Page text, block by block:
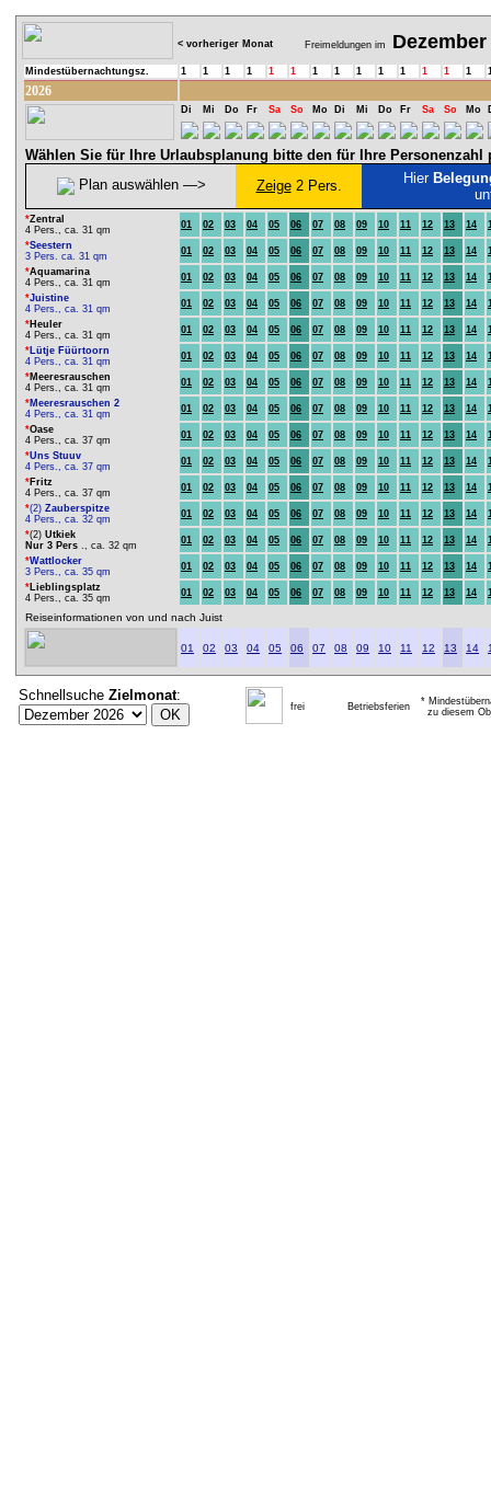
< vorheriger Monat Freimeldungen im Dezember
Mindestübernachtungsz. 1 1 1 1 1 1 1 1 1 1 1 1 1 1
2026
Di Mi Do Fr Sa So Mo Di Mi Do Fr Sa So Mo
Wählen Sie für Ihre Urlaubsplanung bitte den für Ihre Personenzahl
Plan auswählen ―>
Zeige2 Pers. Hier
*Zentral
4 Pers., ca. 31 qm
01 02 03 04 05 06 07 08 09 10 11 12 13 14
*Seestern
3 Pers. ca. 31 qm
01 02 03 04 05 06 07 08 09 10 11 12 13 14
*Aquamarina
4 Pers., ca. 31 qm
01 02 03 04 05 06 07 08 09 10 11 12 13 14
*Juistine
4 Pers., ca. 31 qm
01 02 03 04 05 06 07 08 09 10 11 12 13 14
* Heuler
4 Pers., ca. 31 qm
01 02 03 04 05 06 07 08 09 10 11 12 13 14
* Lütje Füürtoorn
4 Pers., ca. 31 qm
01 02 03 04 05 06 07 08 09 10 11 12 13 14
*Meeresrauschen
4 Pers., ca. 31 qm
01 02 03 04 05 06 07 08 09 10 11 12 13 14
*Meeresrauschen 2
4 Pers., ca. 31 qm
01 02 03 04 05 06 07 08 09 10 11 12 13 14
*Oase
4 Pers., ca. 37 qm
01 02 03 04 05 06 07 08 09 10 11 12 13 14
*Uns Stuuv
4 Pers., ca. 37 qm
01 02 03 04 05 06 07 08 09 10 11 12 13 14
* Fritz
4 Pers., ca. 37 qm
01 02 03 04 05 06 07 08 09 10 11 12 13 14
*(2) Zauberspitze
4 Pers., ca. 32 qm
01 02 03 04 05 06 07 08 09 10 11 12 13 14
*(2) Utkiek
Nur 3 Pers ., ca. 32 qm 01 02 03 04 05 06 07 08 09 10 11 12 13 14
*Wattlocker
3 Pers., ca. 35 qm
01 02 03 04 05 06 07 08 09 10 11 12 13 14
* Lieblingsplatz
4 Pers., ca. 35 qm
01 02 03 04 05 06 07 08 09 10 11 12 13 14
Reiseinformationen von und nach Juist
01 02 03 04 05 06 07 08 09 10 11 12 13 14
Schnellsuche Zielmonat:
frei Betriebsferien
*
zu diesem